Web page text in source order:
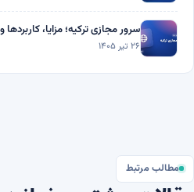
سرور مجازی ترکیه؛ مزایا،
۲۶ تیر ۱۴۰۵
مطالب مرتبط